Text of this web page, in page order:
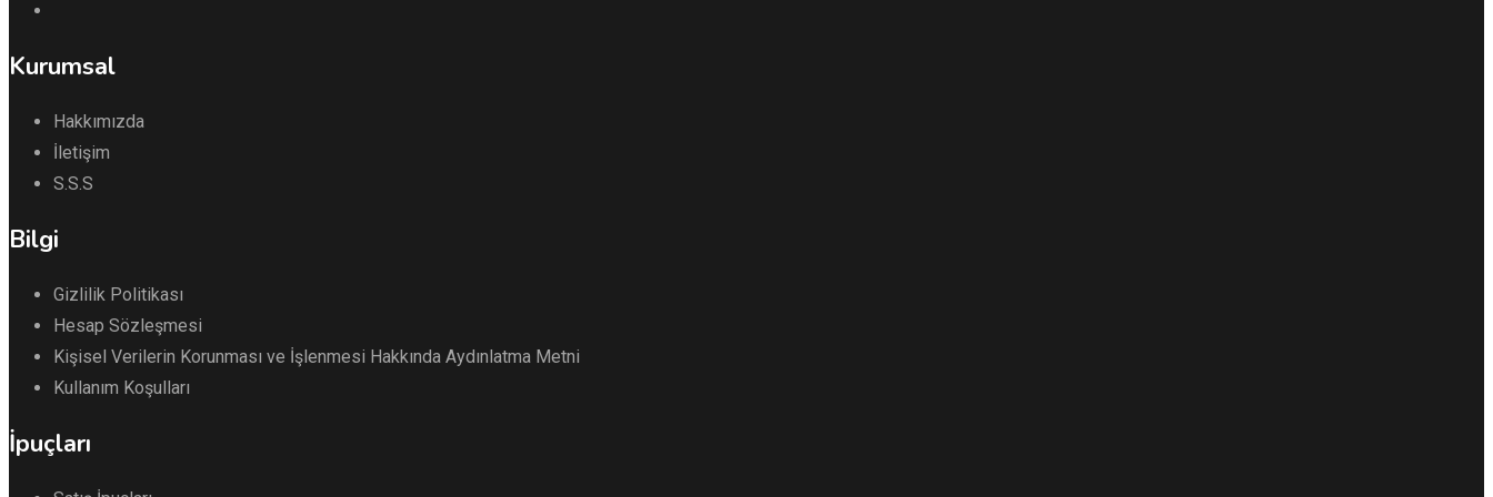
Kurumsal
Hakkımızda
İletişim
S.S.S
Bilgi
Gizlilik Politikası
Hesap Sözleşmesi
Kişisel Verilerin Korunması ve İşlenmesi Hakkında Aydınlatma Metni
Kullanım Koşulları
İpuçları